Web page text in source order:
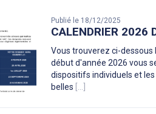
Publié le 18/12/2025
CALENDRIER 2026
Vous trouverez ci-dessous
début d'année 2026 vous
dispositifs individuels et
belles [...]